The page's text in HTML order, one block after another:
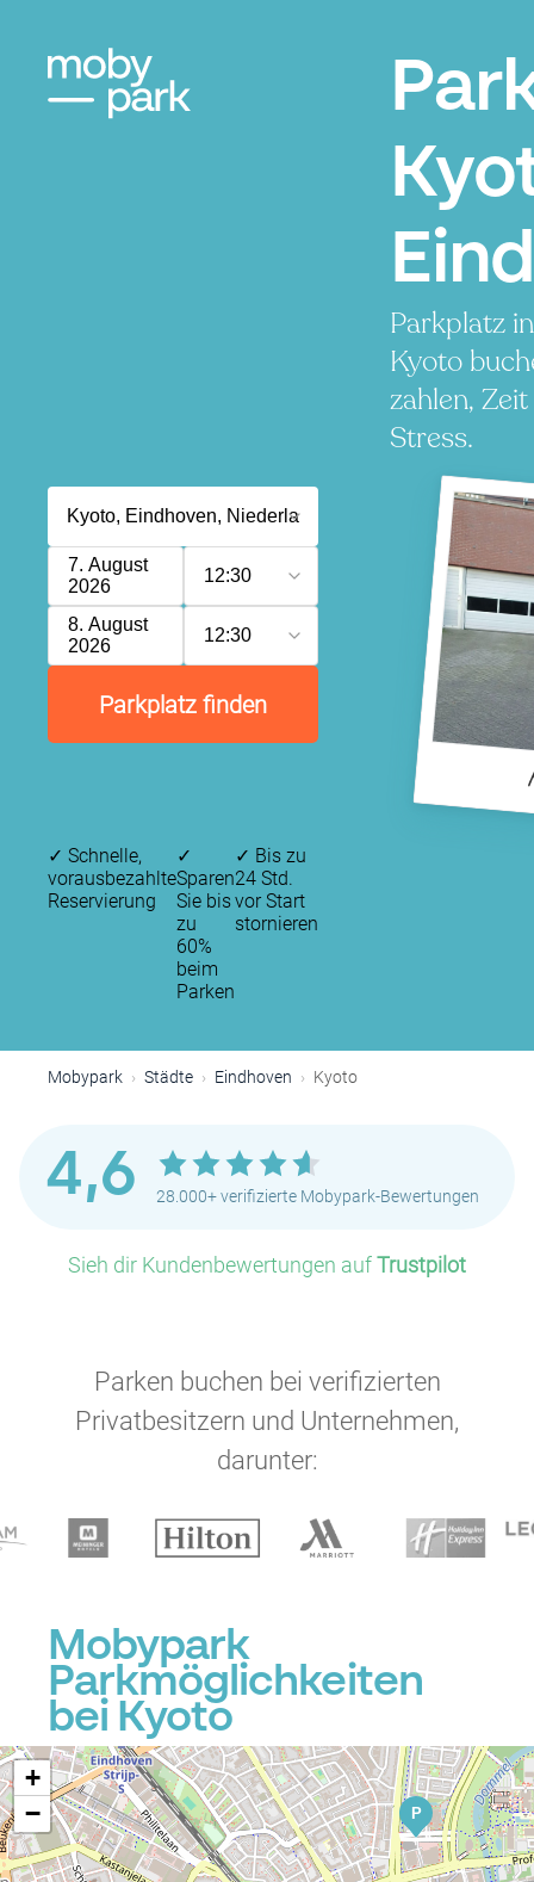
Parkplatz
Kyoto
zahlen,
Stress.
7. August
2026
12:30
8. August
2026
12:30
Parkplatz finden
✓ Schnelle,
vorausbezahlte
Reservierung
✓
Sparen
Sie bis
zu
60%
beim
Parken
✓ Bis zu
24 Std.
vor Start
stornieren
Mobypark Städte Eindhoven Kyoto
4,6 28.000+ verifizierte Mobypark-Bewertungen
Sieh dir Kundenbewertungen aufTrustpilot
Parken buchen bei verifizierten
Privatbesitzern und Unternehmen,
darunter:
Mobypark
Parkmöglichkeiten
bei Kyoto
P
+
−